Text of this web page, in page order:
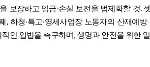
보장하고 임금·손실 보전을 법제화할 것.
, 하청·특고·영세사업장 노동자의 산재예
인 입법을 촉구하며 , 생명과 안전을 위한